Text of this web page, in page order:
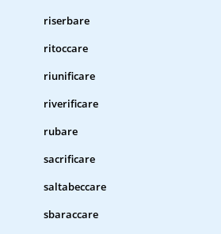
riserbare
ritoccare
riunificare
riverificare
rubare
sacrificare
saltabeccare
sbaraccare